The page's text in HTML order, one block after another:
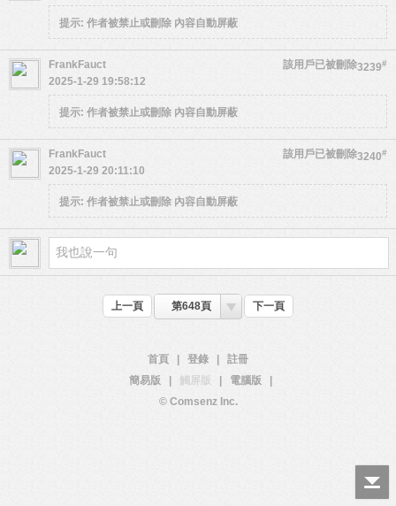
提示: 作者被禁止或刪除 內容自動屏蔽
3239#
FrankFauct
該用戶已被刪除
2025-1-29 19:58:12
提示: 作者被禁止或刪除 內容自動屏蔽
3240#
FrankFauct
該用戶已被刪除
2025-1-29 20:11:10
提示: 作者被禁止或刪除 內容自動屏蔽
上一頁 第648頁 下一頁
首頁 登錄
註冊
簡易版
觸屏版 電腦版
© Comsenz Inc.